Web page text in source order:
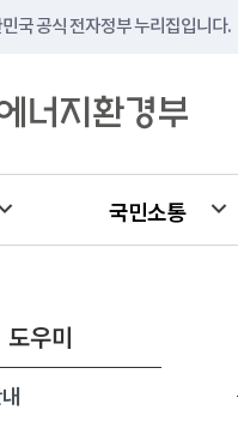
국 공식 전자정부 누리집입니다.
국민소통
우미